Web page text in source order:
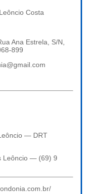
Costa
Ana Estrela, S/N,
899
— DRT
Leôncio — (69) 9